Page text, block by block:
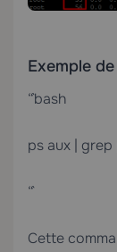
Exemple
“`bash
ps aux |
“`
Cette